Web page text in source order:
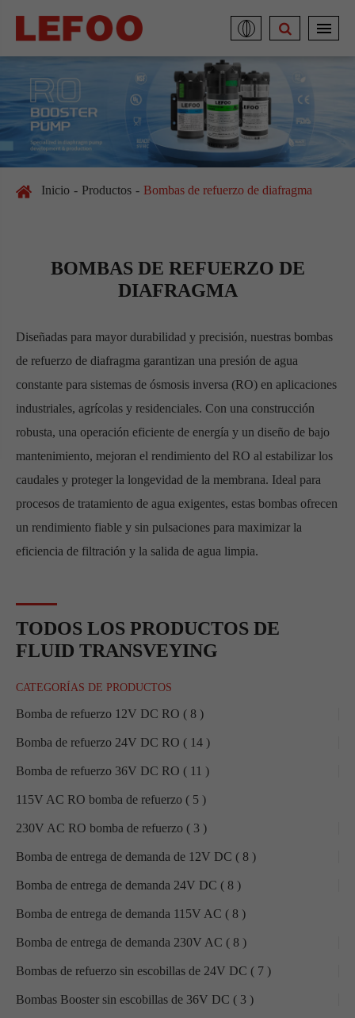
Inicio Productos Bombas de refuerzo de diafragma
BOMBAS DE REFUERZO DE
DIAFRAGMA
Diseñadas para mayor durabilidad y precisión, nuestras bombas
de refuerzo de diafragma garantizan una presión de agua
constante para sistemas de ósmosis inversa (RO) en aplicaciones
industriales, agrícolas y residenciales. Con una construcción
robusta, una operación eficiente de energía y un diseño de bajo
mantenimiento, mejoran el rendimiento del RO al estabilizar los
caudales y proteger la longevidad de la membrana. Ideal para
procesos de tratamiento de agua exigentes, estas bombas ofrecen
un rendimiento fiable y sin pulsaciones para maximizar la
eficiencia de filtración y la salida de agua limpia.
TODOS LOS PRODUCTOS DE
FLUID TRANSVEYING
CATEGORÍAS DE PRODUCTOS
Bomba de refuerzo 12V DC RO ( 8 )
Bomba de refuerzo 24V DC RO ( 14 )
Bomba de refuerzo 36V DC RO ( 11 )
115V AC RO bomba de refuerzo ( 5 )
230V AC RO bomba de refuerzo ( 3 )
Bomba de entrega de demanda de 12V DC ( 8 )
Bomba de entrega de demanda 24V DC ( 8 )
Bomba de entrega de demanda 115V AC ( 8 )
Bomba de entrega de demanda 230V AC ( 8 )
Bombas de refuerzo sin escobillas de 24V DC ( 7 )
Bombas Booster sin escobillas de 36V DC ( 3 )